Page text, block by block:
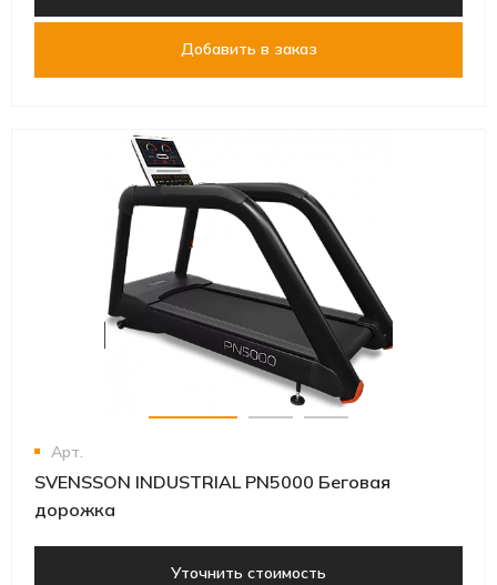
Добавить в заказ
Арт.
SVENSSON INDUSTRIAL PN5000 Беговая
дорожка
Уточнить стоимость